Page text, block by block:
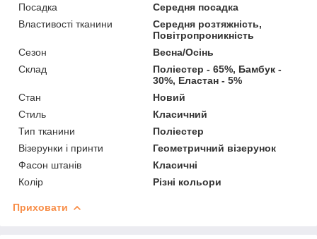
Посадка
Середня посадка
Властивості тканини
Середня розтяжність,
Повітропроникність
Сезон
Весна/Осінь
Склад
Поліестер - 65%, Бамбук -
30%, Еластан - 5%
Стан
Новий
Стиль
Класичний
Тип тканини
Поліестер
Візерунки і принти
Геометричний візерунок
Фасон штанів
Класичні
Колір
Різні кольори
Приховати